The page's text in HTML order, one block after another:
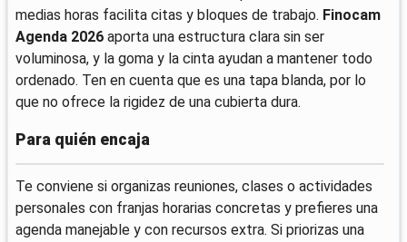
medias horas facilita citas y bloques de trabajo. Finocam
Agenda 2026 aporta una estructura clara sin ser
voluminosa, y la goma y la cinta ayudan a mantener todo
ordenado. Ten en cuenta que es una tapa blanda, por lo
que no ofrece la rigidez de una cubierta dura.
Para quién encaja
Te conviene si organizas reuniones, clases o actividades
personales con franjas horarias concretas y prefieres una
agenda manejable y con recursos extra. Si priorizas una